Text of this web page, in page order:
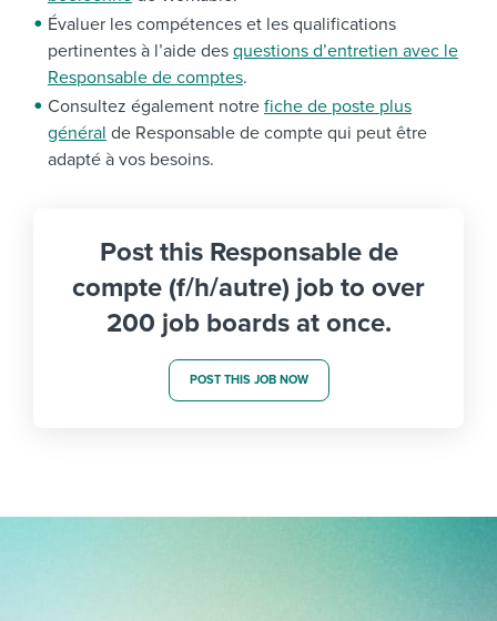
Évaluer les compétences et les qualifications
pertinentes à l’aide des questions d’entretien avec le
Responsable de comptes.
Consultez également notre fiche de poste plus
général de Responsable de compte qui peut être
adapté à vos besoins.
Post this Responsable de
compte (f/h/autre) job to over
200 job boards at once.
POST THIS JOB NOW